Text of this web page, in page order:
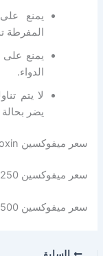
يمنع
المفرطة
الدواء.
لا يتم
يضر
سعر ميفوكسين Mifoxin اقراص
سعر ميفوكسين Mifoxin 250 اقراص 17.50 جنيه.
سعر ميفوكسين Mifoxin 500اقراص 35.60 جنيه.